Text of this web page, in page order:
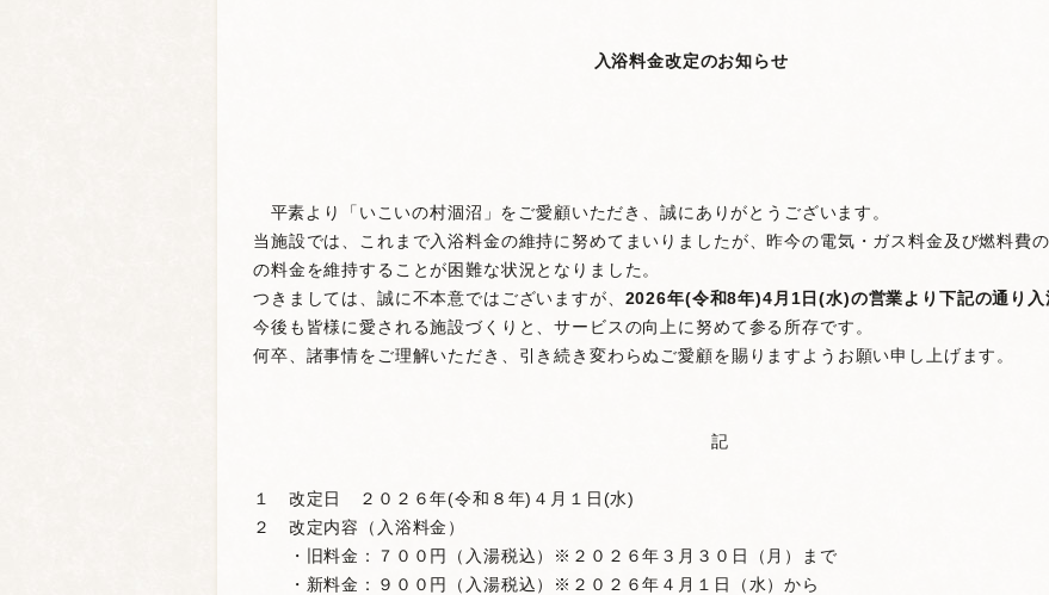
入浴料金改定のお知らせ
平素より「いこいの村涸沼」をご愛顧いただき、誠にありがとうございます。
当施設では、これまで入浴料金の維持に努めてまいりましたが、昨今の電気・ガス料金及び燃料費
の料金を維持することが困難な状況となりました。
つきましては、誠に不本意ではございますが、 2026年(令和8年)4月1日(水)の営業より下記の通り入
今後も皆様に愛される施設づくりと、サービスの向上に努めて参る所存です。
何卒、諸事情をご理解いただき、引き続き変わらぬご愛顧を賜りますようお願い申し上げます。
記
１ 改定日 ２０２６年(令和８年)４月１日(水)
２ 改定内容（入浴料金）
・旧料金：７００円（入湯税込）※２０２６年３月３０日（月）まで
・新料金：９００円（入湯税込）※２０２６年４月１日（水）から